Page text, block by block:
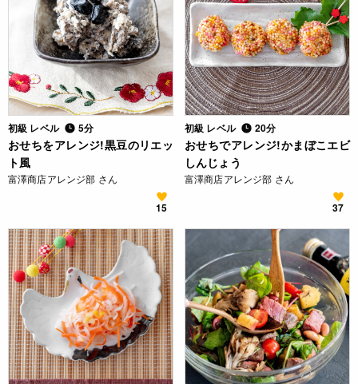
初級 レベル 5分
おせちをアレンジ!黒豆のリエッ
ト風
富澤商店アレンジ部 さん
15
初級 レベル 20分
おせちでアレンジ!かまぼこエビ
しんじょう
富澤商店アレンジ部 さん
37